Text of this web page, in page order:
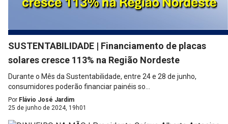
SUSTENTABILIDADE | Financiamento de placas
solares cresce 113% na Região Nordeste
Durante o Mês da Sustentabilidade, entre 24 e 28 de junho,
consumidores poderão financiar painéis so...
Por Flávio José Jardim
25 de junho de 2024, 19h01